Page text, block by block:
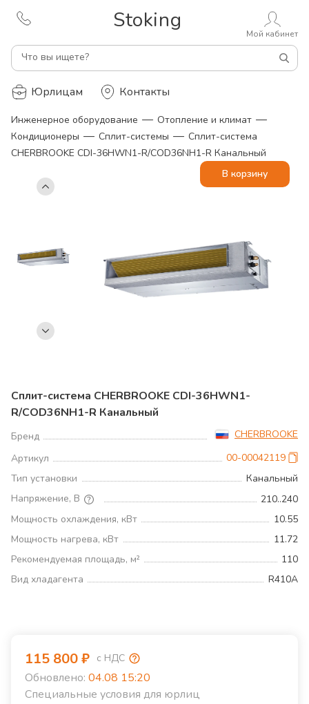
Stoking
Что вы ищете?
Мой кабинет
Юрлицам Контакты
Инженерное оборудование — Отопление и климат —
Кондиционеры — Сплит-системы — Сплит-система
CHERBROOKE CDI-36HWN1-R/COD36NH1-R Канальный
Сплит-система CHERBROOKE CDI-36HWN1-
R/COD36NH1-R Канальный
Бренд
CHERBROOKE
Артикул
00-00042119
Тип установки
Канальный
Напряжение, В
210..240
Мощность охлаждения, кВт
10.55
Мощность нагрева, кВт
11.72
Рекомендуемая площадь, м²
110
Вид хладагента
R410A
115 800₽ с НДС
Обновлено: 04.08 15:20
Специальные условия для юрлиц
В корзину